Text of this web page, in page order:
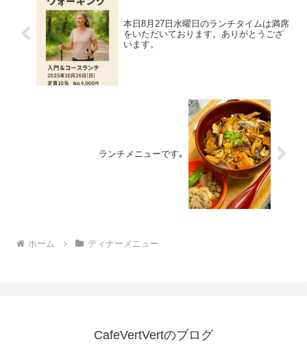
本日8月27日水曜日のランチタイムは満席
をいただいております。ありがとうござ
います。
ランチメニューです｡
ホーム ディナーメニュー
CafeVertVertのブログ